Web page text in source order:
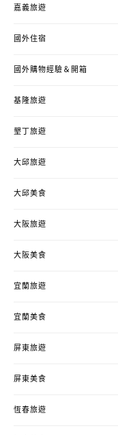
嘉義旅遊
國外住宿
國外購物經驗＆開箱
基隆旅遊
墾丁旅遊
大邱旅遊
大邱美食
大阪旅遊
大阪美食
宜蘭旅遊
宜蘭美食
屏東旅遊
屏東美食
恆春旅遊